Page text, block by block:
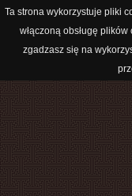
Ta strona wykorzystuje pliki
włączoną obsługę
zgadzasz się na